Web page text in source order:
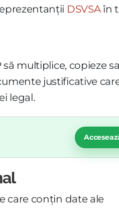
DSVSAîn
multiplice, copieze
justificative
legal.
care conțin date ale